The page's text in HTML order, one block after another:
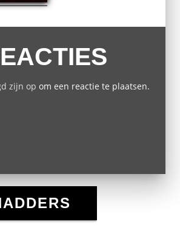
zijn op om een reactie te plaatsen.